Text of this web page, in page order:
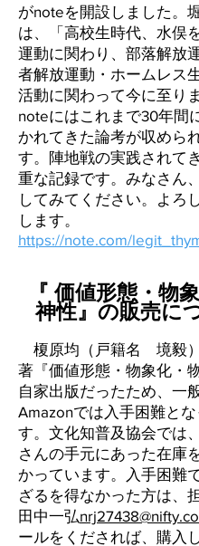
がnoteを開設しました。
は、「高校生時代、水俣
運動に関わり、部落解放
者解放運動・ホームレス
活動に関わって今に至り
noteにはこれまで30年間
かれてきた論考が収めら
す。陣地戦の実践されて
重な記録です。みなさん
してみてください。よろ
します。
https://note.com/
『 価値形態・物
神性』の販売に
榎原均（戸籍名 境毅
著『価値形態・物象化・
自家出版だったため、一
Amazonでは入手困難とな
す。文化知普及協会では
さんの手元にあった在庫
かっています。入手困難
ざるを得なかった方は、
田中一弘
ールをくだされば、購入